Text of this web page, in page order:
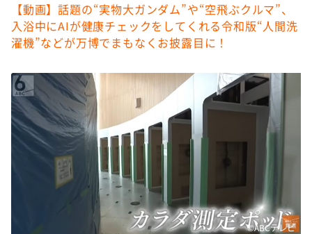
【動画】話題の“実物大ガンダム”や“空飛ぶクルマ”、
入浴中にAIが健康チェックをしてくれる令和版“人間洗
濯機”などが万博でまもなくお披露目に！
©ABCテレビ